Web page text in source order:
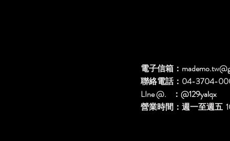
電子信箱：
聯絡電話：04-3704-
LIne @. ： @129yalqx
營業時間：週一至週五